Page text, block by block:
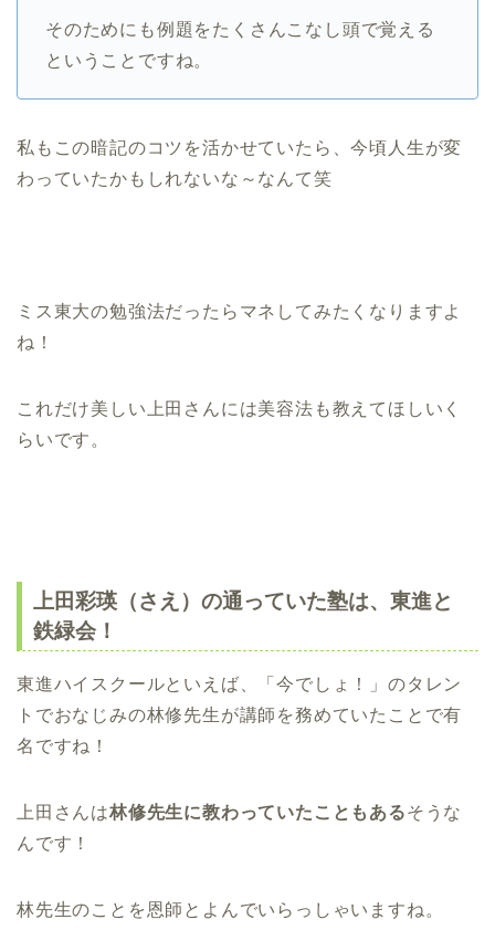
そのためにも例題をたくさんこなし頭で覚える
ということですね。
私もこの暗記のコツを活かせていたら、今頃人生が変
わっていたかもしれないな～なんて笑
ミス東大の勉強法だったらマネしてみたくなりますよ
ね！
これだけ美しい上田さんには美容法も教えてほしいく
らいです。
上田彩瑛（さえ）の通っていた塾は、東進と
鉄緑会！
東進ハイスクールといえば、「今でしょ！」のタレン
トでおなじみの林修先生が講師を務めていたことで有
名ですね！
上田さんは林修先生に教わっていたこともあるそうな
んです！
林先生のことを恩師とよんでいらっしゃいますね。